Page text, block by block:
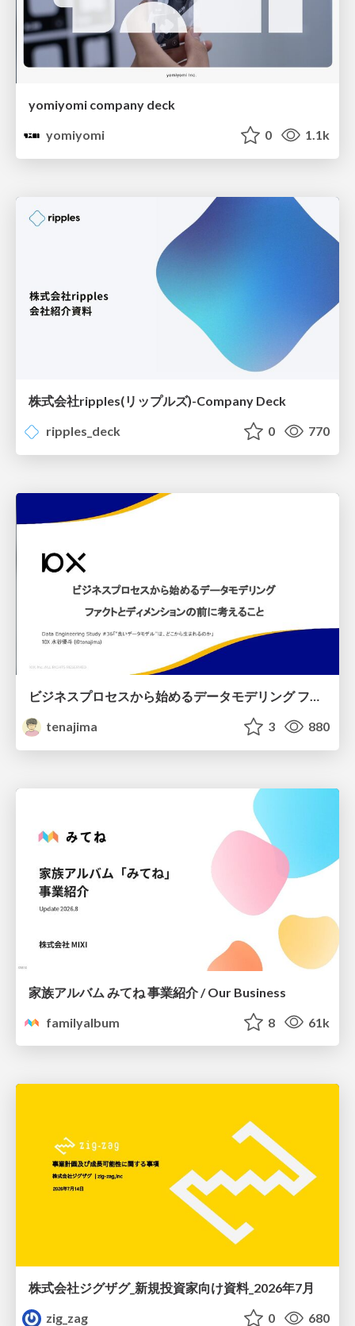
yomiyomi company deck
yomiyomi
0 1.1k
株式会社ripples(リップルズ)-Company Deck
ripples_deck
0 770
ビジネスプロセスから始めるデータモデリング ファクトとディメンションの前に考えること
tenajima
3 880
家族アルバム みてね 事業紹介 / Our Business
familyalbum
8 61k
株式会社ジグザグ_新規投資家向け資料_2026年7月
zig_zag
0 680